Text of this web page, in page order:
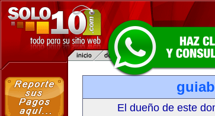
El dueño de este